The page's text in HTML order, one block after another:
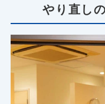
やり直し